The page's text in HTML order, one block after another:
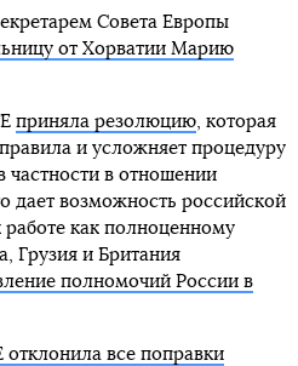
Совета Европы
от Хорватии Марию
приняла резолюцию, которая
и усложняет процедуру
частности в отношении
дает возможность российской
работе как полноценному
Грузия и Британия
полномочий России в
отклонила все поправки